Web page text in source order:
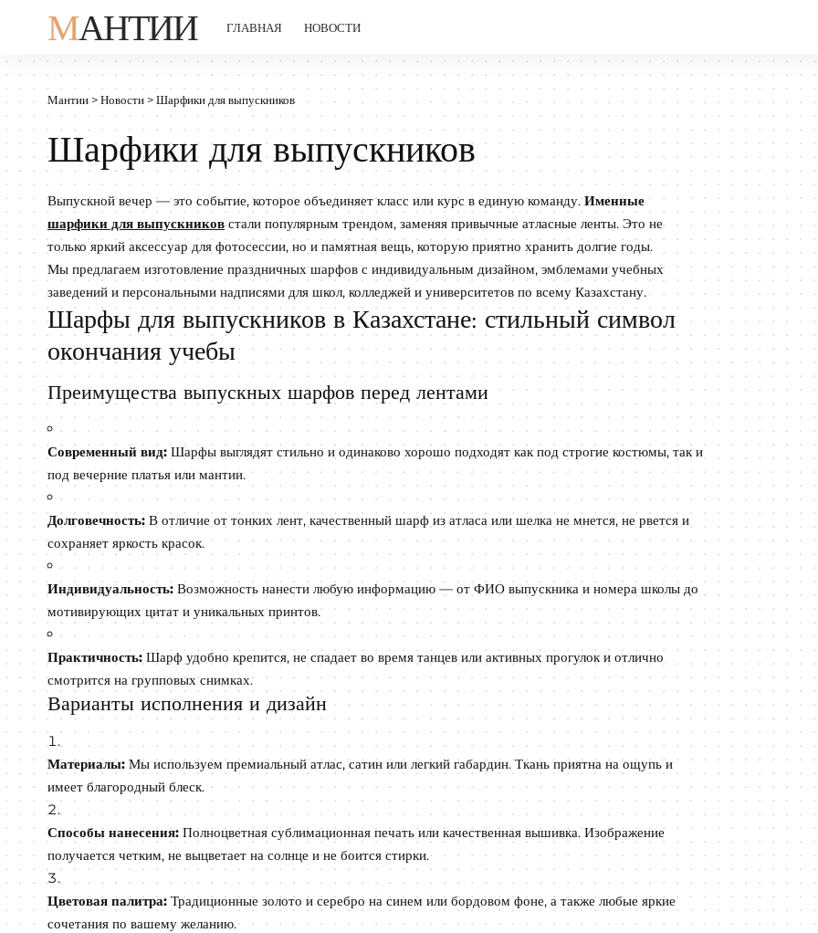
МАНТИИ ГЛАВНАЯ НОВОСТИ
Мантии>Новости >Шарфики для выпускников
Шарфики для выпускников
Выпускной вечер — это событие, которое объединяет класс или курс в единую команду.Именные
шарфики для выпускниковстали популярным трендом, заменяя привычные атласные ленты. Это не
только яркий аксессуар для фотосессии, но и памятная вещь, которую приятно хранить долгие годы.
Мы предлагаем изготовление праздничных шарфов с индивидуальным дизайном, эмблемами учебных
заведений и персональными надписями для школ, колледжей и университетов по всему Казахстану.
Шарфы для выпускников в Казахстане: стильный символ
окончания учебы
Преимущества выпускных шарфов перед лентами
Современный вид:Шарфы выглядят стильно и одинаково хорошо подходят как под строгие костюмы, так и
под вечерние платья или мантии.
Долговечность: В отличие от тонких лент, качественный шарф из атласа или шелка не мнется, не рвется и
сохраняет яркость красок.
Индивидуальность: Возможность нанести любую информацию — от ФИО выпускника и номера школы до
мотивирующих цитат и уникальных принтов.
Практичность:Шарф удобно крепится, не спадает во время танцев или активных прогулок и отлично
смотрится на групповых снимках.
Варианты исполнения и дизайн
Материалы: Мы используем премиальный атлас, сатин или легкий габардин. Ткань приятна на ощупь и
имеет благородный блеск.
Способы нанесения: Полноцветная сублимационная печать или качественная вышивка. Изображение
получается четким, не выцветает на солнце и не боится стирки.
Цветовая палитра:Традиционные золото и серебро на синем или бордовом фоне, а также любые яркие
сочетания по вашему желанию.